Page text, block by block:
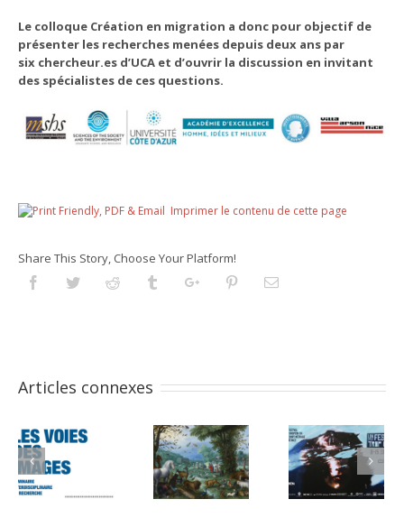
Le colloque Création en migration a donc pour objectif de
présenter les recherches menées depuis deux ans par
six chercheur.es d’UCA et d’ouvrir la discussion en invitant
des spécialistes de ces questions.
Imprimer le contenu de cette page
Share This Story, Choose Your Platform!
FacebookTwitterReddit TumblrGoogleplusPinterestEmail
Articles connexes